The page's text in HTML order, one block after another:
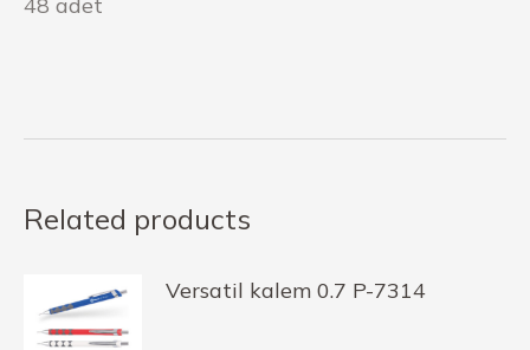
Related products
Versatil kalem 0.7 P-7314